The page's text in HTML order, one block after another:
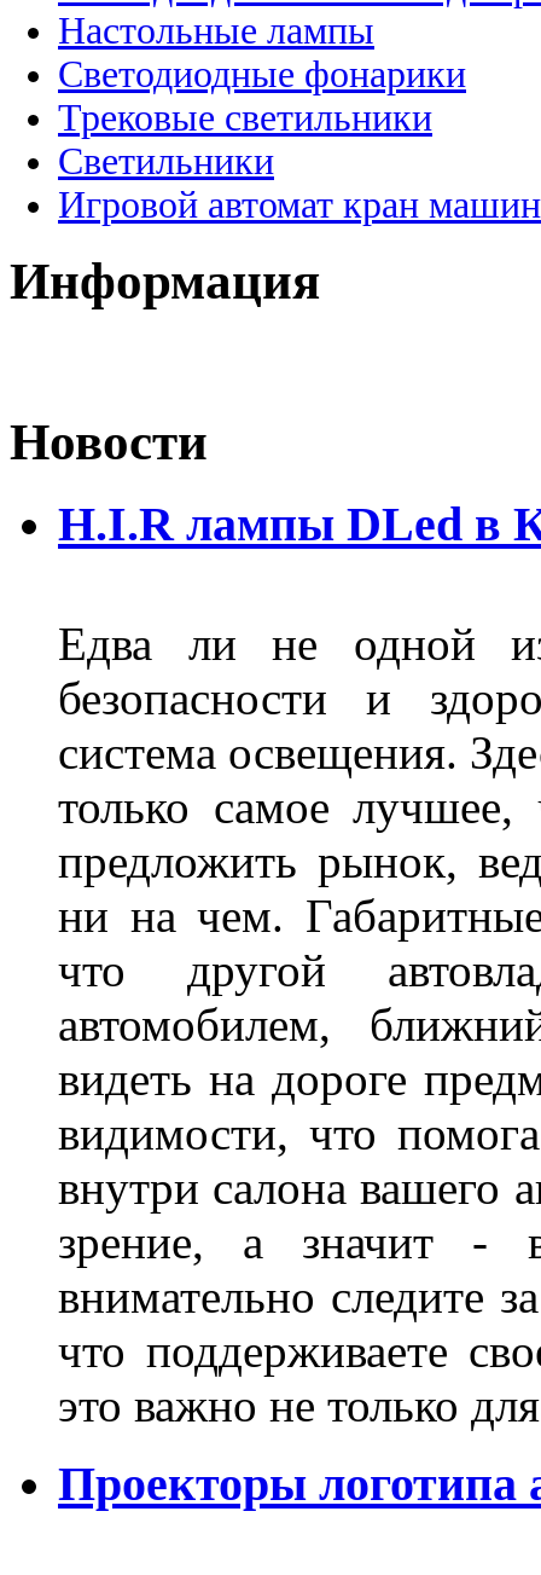
Настольные лампы
Светодиодные фонарики
Трековые светильники
Светильники
Игровой автомат кран
Информация
Новости
H.I.R лампы DLed в
Едва ли не одной
безопасности и
система освещения.
только самое
предложить рынок,
ни на чем.
что другой
автомобилем,
видеть на дороге
видимости, что
внутри салона вашего
зрение, а значит -
внимательно следите
что поддерживаете
это важно не только
Проекторы логотипа